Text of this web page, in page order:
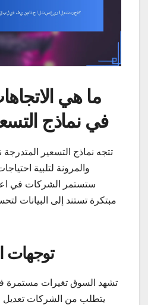
ما هي
في نماذج
تتجه نماذج التسعير
والمرونة لتلبية
ستستمر الشركات في
مبتكرة تستند إلى البيانات
توجهات
تشهد السوق تغيرات مستمرة
يتطلب من الشركات تعديل